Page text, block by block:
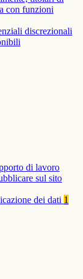
con funzioni
discrezionali
di lavoro
sul sito
dei dati 1